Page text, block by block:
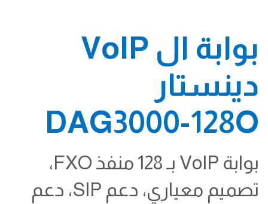
بوابة ال VoIP
دينستار
DAG3000-128O
بوابة VoIP بـ 128 منفذ FXO،
تصميم معياري، دعم SIP، دعم